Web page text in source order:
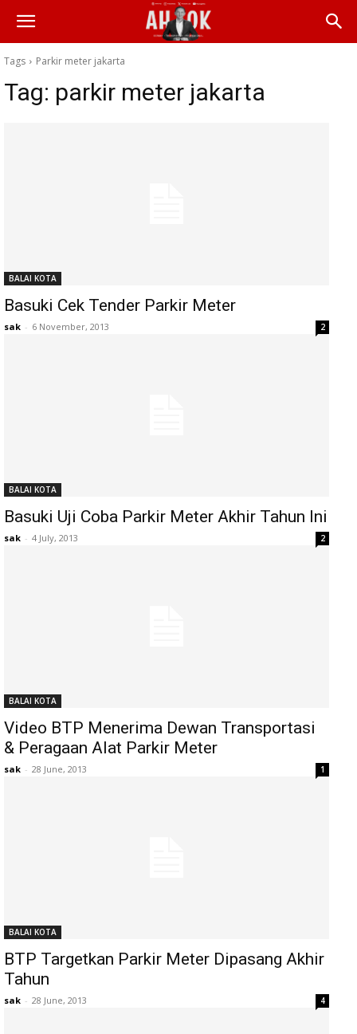
Tags Parkir meter jakarta
Tag: parkir meter jakarta
BALAI KOTA
Basuki Cek Tender Parkir Meter
sak - 6 November, 2013 2
BALAI KOTA
Basuki Uji Coba Parkir Meter Akhir Tahun Ini
sak - 4 July, 2013 2
BALAI KOTA
Video BTP Menerima Dewan Transportasi
& Peragaan Alat Parkir Meter
sak - 28 June, 2013 1
BALAI KOTA
BTP Targetkan Parkir Meter Dipasang Akhir
Tahun
sak - 28 June, 2013 4